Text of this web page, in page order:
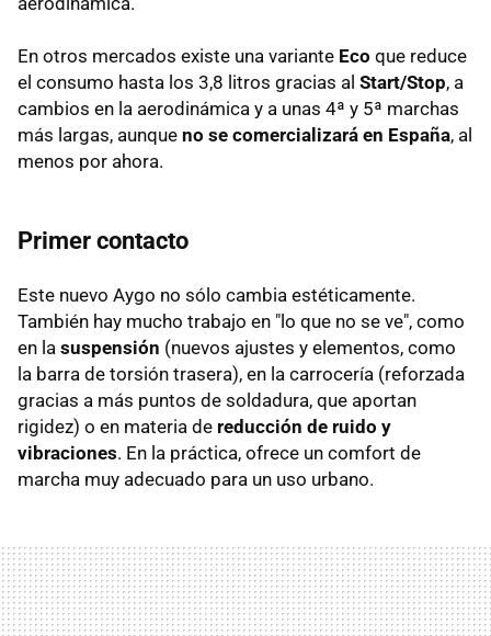
En otros mercados existe una variante Eco que reduce
el consumo hasta los 3,8 litros gracias al Start/Stop, a
cambios en la aerodinámica y a unas 4ª y 5ª marchas
más largas, aunque no se comercializará en España, al
menos por ahora.
Primer contacto
Este nuevo Aygo no sólo cambia estéticamente.
También hay mucho trabajo en "lo que no se ve", como
en la suspensión (nuevos ajustes y elementos, como
la barra de torsión trasera), en la carrocería (reforzada
gracias a más puntos de soldadura, que aportan
rigidez) o en materia de reducción de ruido y
vibraciones. En la práctica, ofrece un comfort de
marcha muy adecuado para un uso urbano.